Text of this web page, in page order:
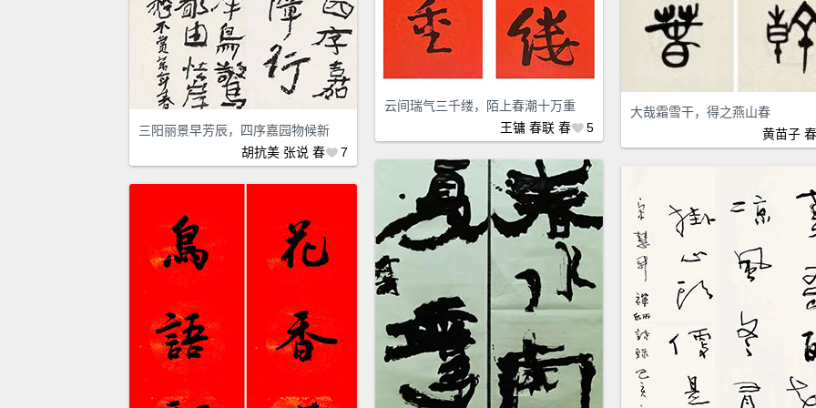
云间瑞气三千缕，陌上春潮十万重
王镛 春联 春 5
大哉霜雪干，得之燕山春
黄苗子 春
三阳丽景早芳辰，四序嘉园物候新
胡抗美 张说 春 7